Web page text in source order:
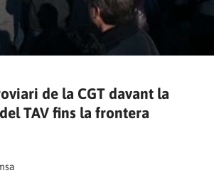
de la CGT davant la
TAV fins la frontera